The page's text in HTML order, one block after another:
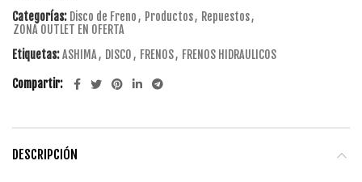
Categorías: Disco de Freno, Productos, Repuestos,
ZONA OUTLET EN OFERTA
Etiquetas:ASHIMA, DISCO, FRENOS, FRENOS HIDRAULICOS
Compartir
DESCRIPCIÓN